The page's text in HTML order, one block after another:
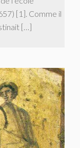
[1]. Comme il
[…]